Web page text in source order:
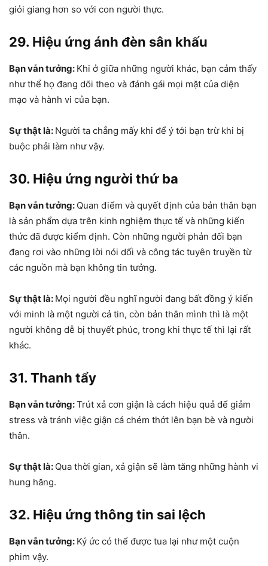
giỏi giang hơn so với con người thực.
29. Hiệu ứng ánh đèn sân khấu
Bạn vẫn tưởng: Khi ở giữa những người khác, bạn cảm thấy
như thể họ đang dõi theo và đánh gái mọi mặt của diện
mạo và hành vi của bạn.
Sự thật là: Người ta chẳng mấy khi để ý tới bạn trừ khi bị
buộc phải làm như vậy.
30. Hiệu ứng người thứ ba
Bạn vẫn tưởng: Quan điểm và quyết định của bản thân bạn
là sản phẩm dựa trên kinh nghiệm thực tế và những kiến
thức đã được kiểm định. Còn những người phản đối bạn
đang rơi vào những lời nói dối và công tác tuyên truyền từ
các nguồn mà bạn không tin tưởng.
Sự thật là: Mọi người đều nghĩ người đang bất đồng ý kiến
với minh là một người cả tin, còn bản thân mình thì là một
người không dễ bị thuyết phúc, trong khi thực tế thì lại rất
khác.
31. Thanh tẩy
Bạn vẫn tưởng:Trút xả cơn giận là cách hiệu quả để giảm
stress và tránh việc giận cá chém thớt lên bạn bè và người
thân.
Sự thật là: Qua thời gian, xả giận sẽ làm tăng những hành vi
hung hăng.
32. Hiệu ứng thông tin sai lệch
Bạn vẫn tưởng: Ký ức có thể được tua lại như một cuộn
phim vậy.